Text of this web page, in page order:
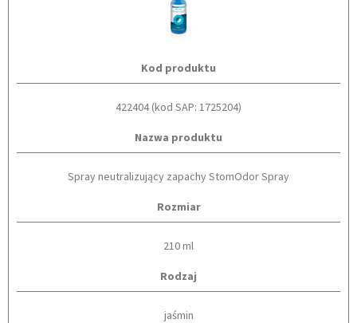
Kod produktu
422404 (kod SAP: 1725204)
Nazwa produktu
Spray neutralizujący zapachy StomOdor Spray
Rozmiar
210 ml
Rodzaj
jaśmin